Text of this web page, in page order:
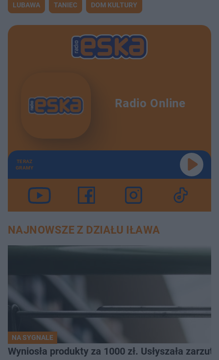
LUBAWA TANIEC DOM KULTURY
Radio Online
TERAZ
GRAMY
NAJNOWSZE Z DZIAŁU IŁAWA
NA SYGNALE
Wyniosła produkty za 1000 zł. Usłyszała zarzuty